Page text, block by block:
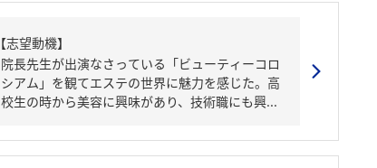
【志望動機】
院長先生が出演なさっている「ビューティーコロ
シアム」を観てエステの世界に魅力を感じた。高
校生の時から美容に興味があり、技術職にも興...